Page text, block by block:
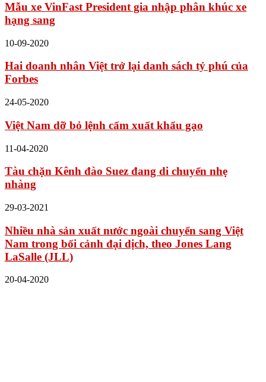
Mẫu xe VinFast President gia nhập phân khúc xe
hạng sang
10-09-2020
Hai doanh nhân Việt trở lại danh sách tỷ phú của
Forbes
24-05-2020
Việt Nam dỡ bỏ lệnh cấm xuất khẩu gạo
11-04-2020
Tàu chặn Kênh đào Suez đang di chuyển nhẹ
nhàng
29-03-2021
Nhiều nhà sản xuất nước ngoài chuyển sang Việt
Nam trong bối cảnh đại dịch, theo Jones Lang
LaSalle (JLL)
20-04-2020